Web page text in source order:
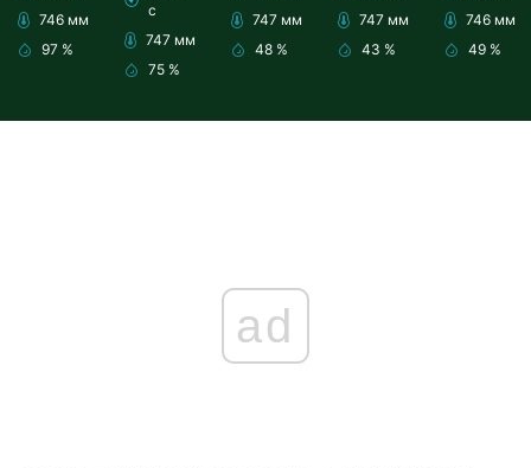
746 мм
97 %
с
747 мм
75 %
747 мм
48 %
747 мм
43 %
746 мм
49 %
ad